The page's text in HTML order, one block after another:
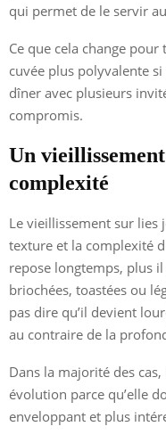
qui permet de le servir
Ce que cela change
cuvée plus polyvalente
dîner avec plusieurs
compromis.
Un
complexité
Le vieillissement sur
texture et la complexité
repose longtemps, plus
briochées, toastées ou
pas dire qu’il devient
au contraire de la
Dans la majorité des
évolution parce qu’elle
enveloppant et plus